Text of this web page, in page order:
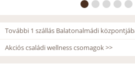
További 1 szállás Balatonalmádi
Akciós családi wellness csomagok >>